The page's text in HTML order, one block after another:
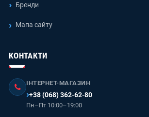
Бренди
Мапа сайту
КОНТАКТИ
ІНТЕРНЕТ-МАГАЗИН
+38 (068) 362-62-80
Пн–Пт 10:00–19:00